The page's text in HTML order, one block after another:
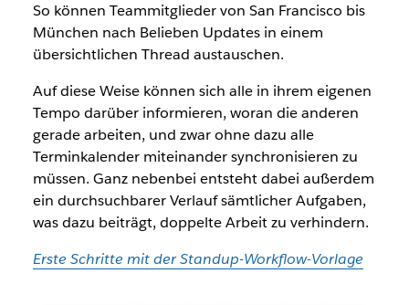
So können Teammitglieder von San Francisco bis
München nach Belieben Updates in einem
übersichtlichen Thread austauschen.
Auf diese Weise können sich alle in ihrem eigenen
Tempo darüber informieren, woran die anderen
gerade arbeiten, und zwar ohne dazu alle
Terminkalender miteinander synchronisieren zu
müssen. Ganz nebenbei entsteht dabei außerdem
ein durchsuchbarer Verlauf sämtlicher Aufgaben,
was dazu beiträgt, doppelte Arbeit zu verhindern.
Erste Schritte mit der Standup-Workflow-Vorlage